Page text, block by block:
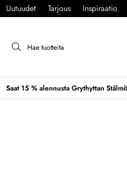
Uutuudet Tarjous Inspiraatio
Saat 15 % alennusta Grythyttan